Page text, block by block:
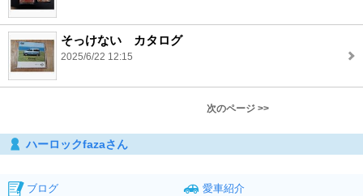
そっけない カタログ
2025/6/22 12:15
次のページ >>
ハーロックfazaさん
ブログ
愛車紹介